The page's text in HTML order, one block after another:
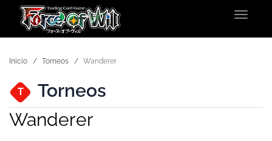
Toggle
Inicio Torneos Wanderer
T
Torneos
Wanderer